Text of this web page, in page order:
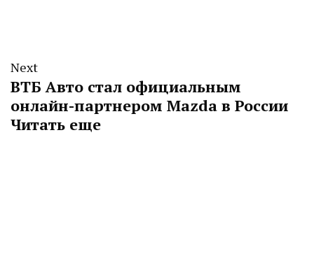
Next
ВТБ Авто стал официальным
онлайн-партнером Mazda в России
Читать еще